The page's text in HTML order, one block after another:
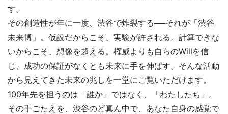
す。
その創造性が年に一度、渋谷で炸裂する──それが「渋谷
未来博」。仮設だからこそ、実験が許される。計算できな
いからこそ、想像を超える。権威よりも自らのWillを信
じ、成功の保証がなくとも未来に手を伸ばす。そんな活動
から見えてきた未来の兆しを一堂にご覧いただけます。
100年先を担うのは「誰か」ではなく、「わたしたち」。
その手ごたえを、渋谷のど真ん中で、あなた自身の感覚で